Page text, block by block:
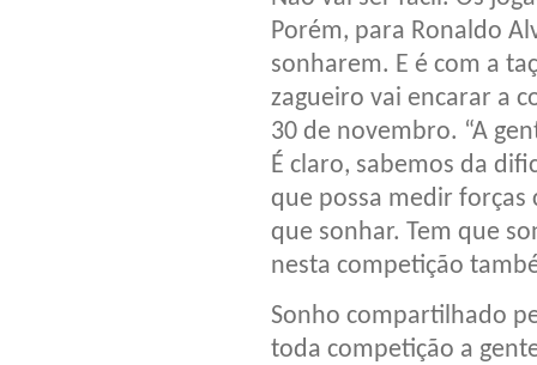
Porém, para Ronaldo
sonharem. E é com a
zagueiro vai encarar a
30 de novembro. “A
É claro, sabemos da
que possa medir forças
que sonhar. Tem que
nesta competição
Sonho compartilhado
toda competição a